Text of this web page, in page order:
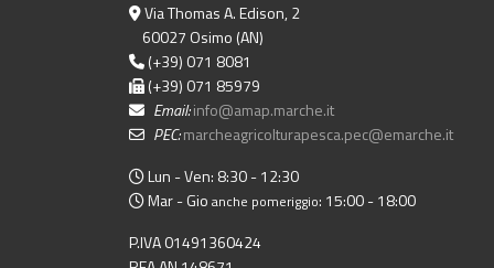
Via Thomas A. Edison, 2
60027 Osimo (AN)
(+39) 071 8081
(+39) 071 85979
Email:info@amap.marche.it
PEC:marcheagricolturapesca.pec@emarche.it
Lun - Ven: 8:30 - 12:30
Mar - Gio anche pomeriggio: 15:00 - 18:00
P.IVA 01491360424